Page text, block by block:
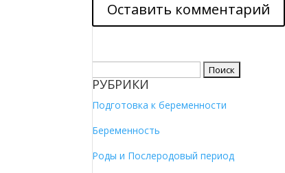
РУБРИКИ
Подготовка к беременности
Беременность
Роды и Послеродовый период